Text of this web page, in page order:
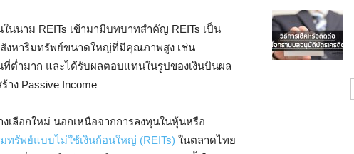
นนาม REITs เข้ามามีบทบาทสำคัญ REITs เป็น
สังหาริมทรัพย์ขนาดใหญ่ที่มีคุณภาพสูง เช่น
ที่ต่ำมาก และได้รับผลตอบแทนในรูปของเงินปันผล
าง Passive Income
เลือกใหม่ นอกเหนือจากการลงทุนในหุ้นหรือ
ทรัพย์แบบไม่ใช้เงินก้อนใหญ่ (REITs) ในตลาดไทย